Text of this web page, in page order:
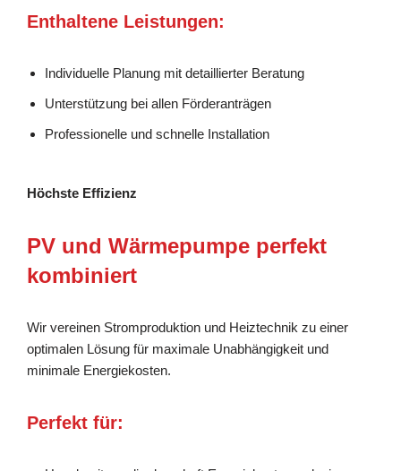
Enthaltene Leistungen:
Individuelle Planung mit detaillierter Beratung
Unterstützung bei allen Förderanträgen
Professionelle und schnelle Installation
Höchste Effizienz
PV und Wärmepumpe perfekt
kombiniert
Wir vereinen Stromproduktion und Heiztechnik zu einer
optimalen Lösung für maximale Unabhängigkeit und
minimale Energiekosten.
Perfekt für: